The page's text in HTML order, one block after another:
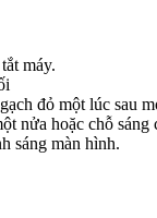
máy.
đỏ một lúc sau
nửa hoặc chỗ sáng
sáng màn hình.